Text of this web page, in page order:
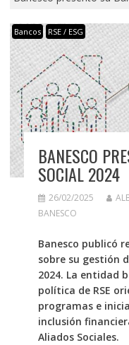
Bancos RSE / ESG
BANESCO
SOCIAL 2024
26/02/2025
BANESCO
Banesco publicó
sobre su gestión
2024. La entidad
política de RSE
programas e
inclusión
Aliados Sociales.